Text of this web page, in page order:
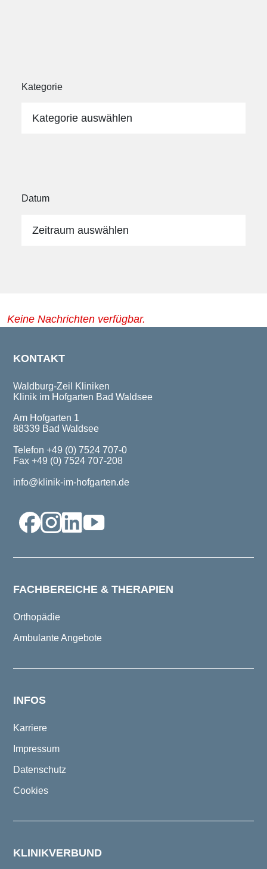
Kategorie
Kategorie auswählen
Datum
Zeitraum auswählen
Keine Nachrichten verfügbar.
KONTAKT
Waldburg-Zeil Kliniken
Klinik im Hofgarten Bad Waldsee
Am Hofgarten 1
88339 Bad Waldsee
Telefon +49 (0) 7524 707-0
Fax +49 (0) 7524 707-208
info@klinik-im-hofgarten.de
FACHBEREICHE & THERAPIEN
Orthopädie
Ambulante Angebote
INFOS
Karriere
Impressum
Datenschutz
Cookies
KLINIKVERBUND